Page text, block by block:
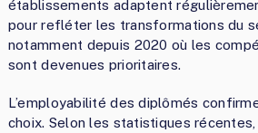
établissements adaptent
pour refléter les transformations du
notamment depuis 2020 où les
sont devenues prioritaires.
L’employabilité des diplômés
choix. Selon les statistiques